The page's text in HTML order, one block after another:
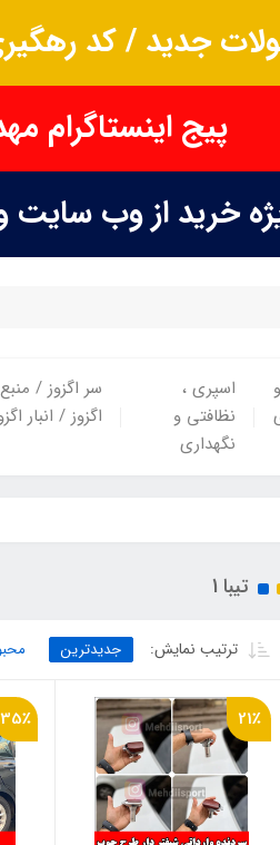
جدید / کد
پیج اینستاگرام
خرید از وب سایت
اسپری ،
نظافتی و
نگهداری
سر اگزوز / منبع
اگزوز / انبار
تیبا 1
ترتیب نمایش: جدیدترین
21٪ 35٪